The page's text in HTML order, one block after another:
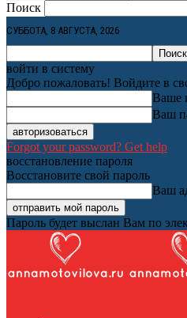
Поиск
СУББОТА, 8 АВГУСТА, 2026
войти в систему
Добро пожаловать! Войдите в
Ваше
Ваш
Forgot your password? Get help
восстановление пароля
Восстановите свой пароль
Ваш
Пароль будет выслан Вам по